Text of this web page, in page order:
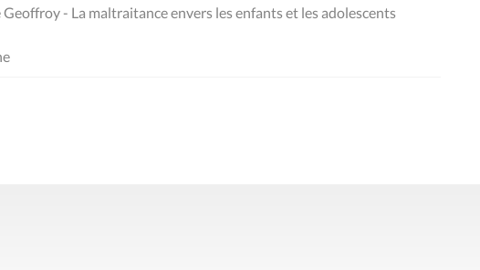
- La maltraitance envers les enfants et les adolescents